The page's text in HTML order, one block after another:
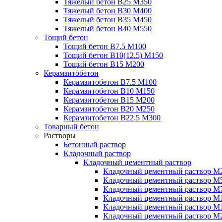
Тяжелый бетон В25 М350
Тяжелый бетон В30 М400
Тяжелый бетон В35 М450
Тяжелый бетон В40 М550
Тощий бетон
Тощий бетон В7.5 М100
Тощий бетон В10(12.5) М150
Тощий бетон В15 М200
Керамзитобетон
Керамзитобетон В7.5 М100
Керамзитобетон В10 М150
Керамзитобетон В15 М200
Керамзитобетон В20 М250
Керамзитобетон В22.5 М300
Товарный бетон
Растворы
Бетонный раствор
Кладочный раствор
Кладочный цементный раствор
Кладочный цементный раствор
Кладочный цементный раствор
Кладочный цементный раствор
Кладочный цементный раствор
Кладочный цементный раствор
Кладочный цементный раствор